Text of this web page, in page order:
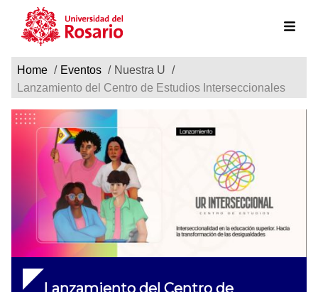
Pasar al contenido principal
Ruta de navegación
Home Eventos
Nuestra U
Lanzamiento del Centro de Estudios Interseccionales